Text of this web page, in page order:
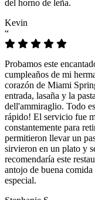
del horno de leña.
Kevin
“
Probamos este
cumpleaños de mi
corazón de Miami
entrada, lasaña y la
dell'ammiraglio. Todo
rápido! El servicio fue
constantemente para
permitieron llevar un
sirvieron en un plato y
recomendaría este
antojo de buena
especial.